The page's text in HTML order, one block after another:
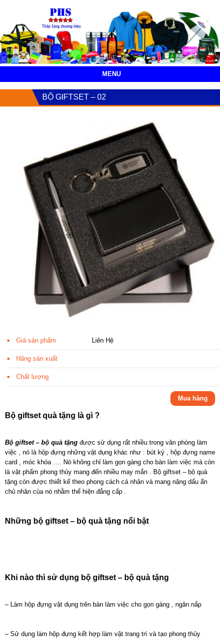
MENU
BỘ GIFTSET – 02
Giá sản phẩm Liên Hệ
Hãng sản xuất
Chất lượng
Mua hàng
Bộ giftset quà tặng là gì ?
Bộ giftset – bộ quà tặng được sử dụng rất nhiều trong văn phòng làm
việc , nó là hộp đựng những vật dụng khác như : bút ký , hộp đựng name
card , móc khóa …. Nó không chỉ làm gọn gàng cho bàn làm việc mà còn
là vật phẩm phong thủy mang đến nhiều may mắn . Bộ giftset – bộ quà
tặng còn được thiết kế theo phong cách cá nhân và mang nặng dấu ấn
chủ nhân của nó nhằm thể hiện đẳng cấp .
Những bộ giftset – bộ quà tặng nổi bật
Khi nào thì sử dụng bộ giftset – bộ quà tặng
– Làm hộp đựng vật dụng trên bàn làm việc cho gọn gàng , ngăn nắp
– Sử dụng làm hộp đựng kết hợp làm vật trang trí và tạo phong thủy